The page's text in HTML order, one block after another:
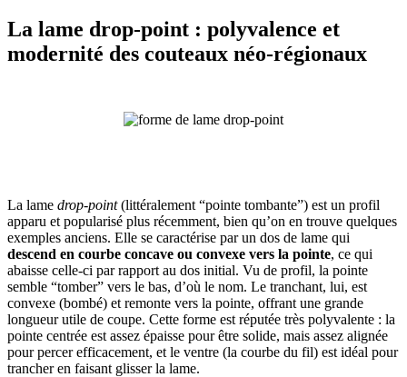
La lame drop-point : polyvalence et
modernité des couteaux néo-régionaux
La lame drop-point(littéralement “pointe tombante”) est un profil
apparu et popularisé plus récemment, bien qu’on en trouve quelques
exemples anciens. Elle se caractérise par un dos de lame qui
descend en courbe concave ou convexe vers la pointe, ce qui
abaisse celle-ci par rapport au dos initial. Vu de profil, la pointe
semble “tomber” vers le bas, d’où le nom. Le tranchant, lui, est
convexe (bombé) et remonte vers la pointe, offrant une grande
longueur utile de coupe. Cette forme est réputée très polyvalente : la
pointe centrée est assez épaisse pour être solide, mais assez alignée
pour percer efficacement, et le ventre (la courbe du fil) est idéal pour
trancher en faisant glisser la lame.